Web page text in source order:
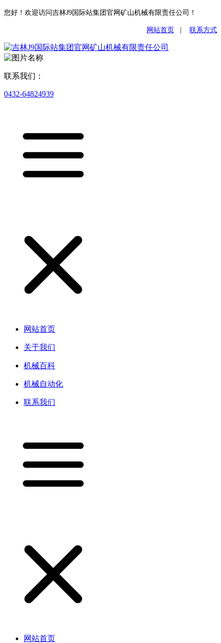
您好！欢迎访问吉林J9国际站集团官网矿山机械有限责任公司！
网站首页 联系方式
联系我们：
0432-64824939
网站首页
关于我们
机械百科
机械自动化
联系我们
网站首页